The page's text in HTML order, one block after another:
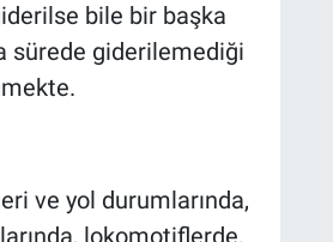
bile bir başka
sürede giderilemediği
ve yol durumlarında,